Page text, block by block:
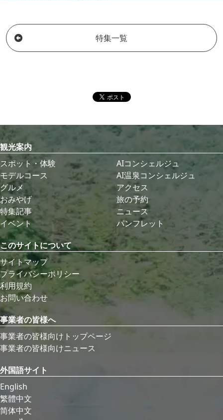
特集一覧
観光案内
スポット・体験
モデルコース
グルメ
おみやげ
特集記事
イベント
AIコンシェルジュ
AI温泉コンシェルジュ
アクセス
旅の予約
ニュース
パンフレット
このサイトについて
サイトマップ
プライバシーポリシー
利用規約
お問い合わせ
事業者の皆様へ
事業者の皆様向けトップページ
事業者の皆様向けニュース
外国語サイト
English
繁體中文
简体中文